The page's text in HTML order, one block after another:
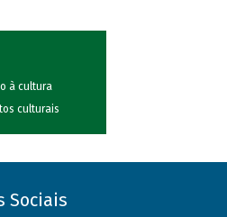
à cultura
culturais
Sociais